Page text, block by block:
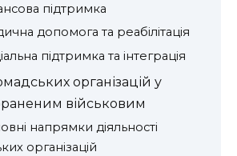
підтримка
допомога та реабілітація
підтримка та інтеграція
організацій у
військовим
напрямки діяльності
організацій